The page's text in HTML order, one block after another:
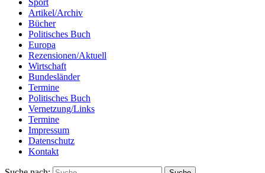
Artikel/Archiv
Bücher
Politisches Buch
Europa
Rezensionen/Aktuell
Wirtschaft
Bundesländer
Termine
Politisches Buch
Vernetzung/Links
Termine
Impressum
Datenschutz
Kontakt